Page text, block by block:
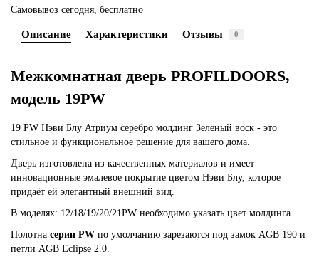
Самовывоз сегодня, бесплатно
Описание Характеристики Отзывы 0
Межкомнатная дверь PROFILDOORS,
модель 19PW
19 PW Нэви Блу Атриум серебро молдинг Зеленый воск - это
стильное и функциональное решение для вашего дома.
Дверь изготовлена из качественных материалов и имеет
инновационные эмалевое покрытие цветом Нэви Блу, которое
придаёт ей элегантный внешний вид.
В моделях: 12/18/19/20/21PW необходимо указать цвет молдинга.
Полотна серии PW по умолчанию зарезаются под замок AGB 190 и
петли AGB Eclipse 2.0.